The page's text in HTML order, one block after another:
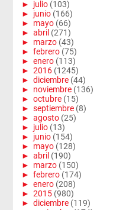
► julio (103)
► junio (166)
► mayo (66)
► abril (271)
► marzo (43)
► febrero (75)
► enero (113)
► 2016 (1245)
► diciembre (44)
► noviembre (136)
► octubre (15)
► septiembre (8)
► agosto (25)
► julio (13)
► junio (154)
► mayo (128)
► abril (190)
► marzo (150)
► febrero (174)
► enero (208)
► 2015 (980)
► diciembre (119)